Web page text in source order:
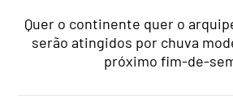
Quer o continente quer o
serão atingidos por chuva
próximo fim-de-